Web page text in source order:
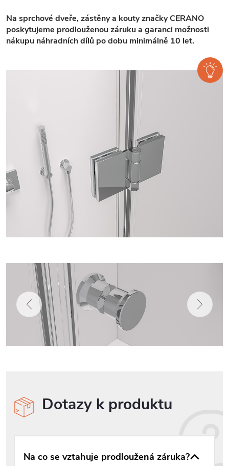
Na sprchové dveře, zástěny a kouty značky CERANO
poskytujeme prodlouženou záruku a garanci možnosti
nákupu náhradních dílů po dobu minimálně 10 let.
Dotazy k produktu
Na co se vztahuje prodloužená záruka?